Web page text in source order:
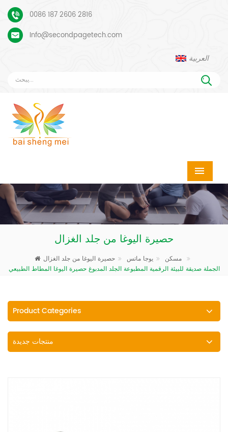
0086 187 2606 2816
Info@secondpagetech.com
العربية
حصيرة اليوغا من جلد الغزال
مسكن يوجا ماتس
الجملة صديقة للبيئة الرقمية المطبوعة الجلد المدبوغ حصيرة اليوغا المطاط الطبيعي
Product Categories
منتجات جديدة